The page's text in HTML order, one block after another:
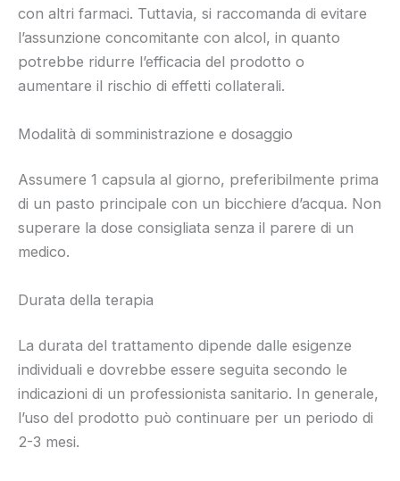
con altri farmaci. Tuttavia, si raccomanda di evitare
l’assunzione concomitante con alcol, in quanto
potrebbe ridurre l’efficacia del prodotto o
aumentare il rischio di effetti collaterali.
Modalità di somministrazione e dosaggio
Assumere 1 capsula al giorno, preferibilmente prima
di un pasto principale con un bicchiere d’acqua. Non
superare la dose consigliata senza il parere di un
medico.
Durata della terapia
La durata del trattamento dipende dalle esigenze
individuali e dovrebbe essere seguita secondo le
indicazioni di un professionista sanitario. In generale,
l’uso del prodotto può continuare per un periodo di
2-3 mesi.